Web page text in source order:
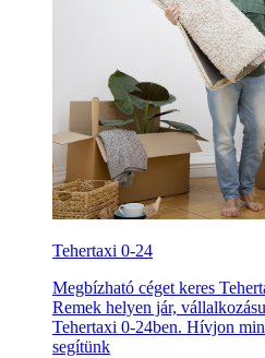
Tehertaxi 0-24
Megbízható céget keres
Remek helyen jár,
Tehertaxi 0-24ben. Hívjon
segítünk